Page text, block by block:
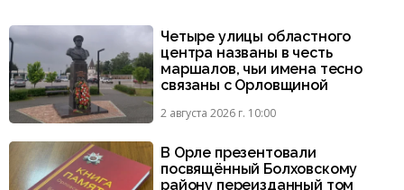
Четыре улицы областного
центра названы в честь
маршалов, чьи имена тесно
связаны с Орловщиной
2 августа 2026 г. 10:00
В Орле презентовали
посвящённый Болховскому
району переизданный том